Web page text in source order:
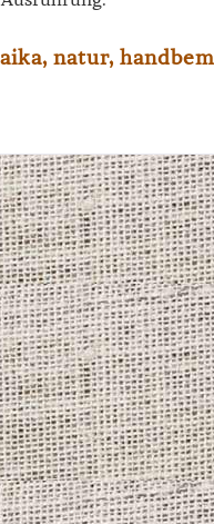
natur,